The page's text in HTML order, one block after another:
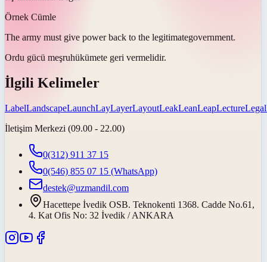
Örnek Cümle
The army must give power back to the legitimategovernment.
Ordu gücü meşruhükümete geri vermelidir.
İlgili Kelimeler
LabelLandscapeLaunchLayLayerLayoutLeakLeanLeapLectureLegal
İletişim Merkezi (09.00 - 22.00)
0(312) 911 37 15
0(546) 855 07 15 (WhatsApp)
destek@uzmandil.com
Hacettepe İvedik OSB. Teknokenti 1368. Cadde No.61,
4. Kat Ofis No: 32 İvedik / ANKARA